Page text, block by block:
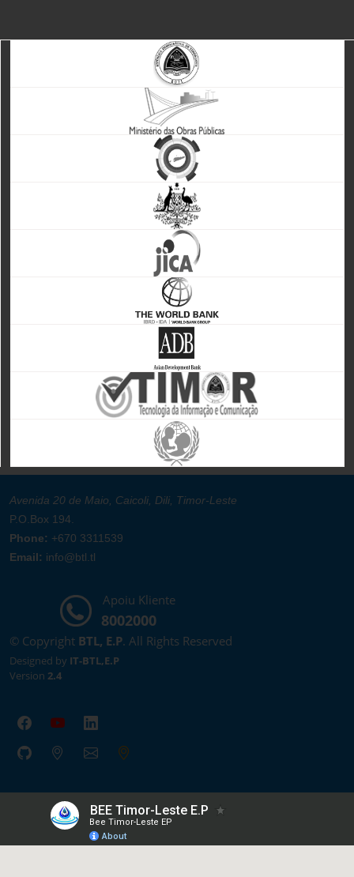
Avenida 20 de Maio, Caicoli, Dili, Timor-Leste
P.O.Box 194.
Phone: +670 3311539
Email: info@btl.tl
Apoiu Kliente
8002000
© Copyright BTL, E.P. All Rights Reserved
Designed by IT-BTL,E.P
Version 2.4